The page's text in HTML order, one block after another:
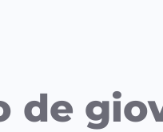
de